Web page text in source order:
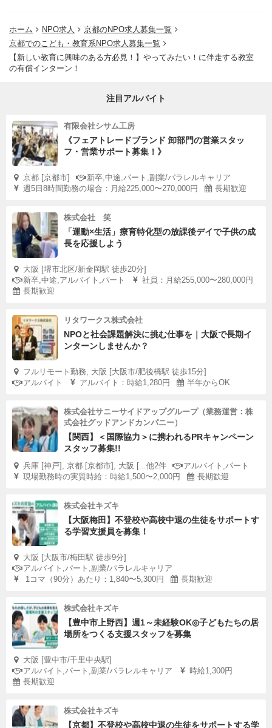
【プ活コーススタッフ】
時給：1,200円
※週2以上の勤務
平日：16:00~21:30
休日：9:00~18:00
※土曜日に入れる方を優先いたします。
住んでる場所：北摂〜京都
交通費上限：往復1500円
※正社員登用の可能性あり
【応募をご検討されている方へ】
メッセージを送っていただいた後、面談&教室見学のご案
内をメール送付させていただきます。
参加してみるかどうか、ご自身で判断いただく機会を設定
させていただきます。
興味がありましたら、まずは気軽に見学にお越しください
ませ。
ホーム NPO求人
京都のNPO求人募集一覧
京都でのこども・教育系NPO求人募集一覧
【新しい教育に興味のある方必見！】やってみたい！に伴走する教室
の有償インターン！
注目アルバイト
有限会社シサム工房
《フェアトレードブランド 卸部門の営業スタッ
フ・営業サポート募集！》
京都 [京都市]
新卒,中途,パート,副業/パラレルキャリア
週5日8時間勤務の場合：月給225,000〜270,000円
長期歓迎
株式会社 笑
「運動×生活」療育特化型の放課後デイで子供の成
長を応援しよう
大阪 [堺市北区/新金岡駅 徒歩20分]
新卒,中途,アルバイト,パート
社員：月給255,000〜280,000円
長期歓迎
リタワークス株式会社
NPOと社会課題解決に挑む仕事を｜大阪で長期イ
ンターンしませんか？
フルリモート勤務, 大阪 [大阪市/肥後橋駅 徒歩15分]
アルバイト
アルバイト：時給1,280円 半年からOK
株式会社サニーサイドアップグループ（業務運営：株
式会社グッドアンドカンパニー）
【関西】＜国際協力＞に携われるPRキャンペーン
スタッフ募集!!
兵庫 [神戸], 京都 [京都市], 大阪 [...他2件
アルバイト,パート
現場勤務時の実質時給：時給1,500〜2,000円
長期歓迎
株式会社キズキ
【大阪梅田】不登校や高校中退の生徒をサポートす
る学習支援員を募集！
大阪 [大阪市/梅田駅 徒歩9分]
アルバイト,パート,副業/パラレルキャリア
1コマ（90分）あたり：1,840〜5,300円
長期歓迎
株式会社キズキ
【豊中市上野西】週1～未経験OK◎子どもたちの居
場所をつくる支援スタッフを募集
大阪 [豊中市/千里中央駅]
アルバイト,パート,副業/パラレルキャリア
時給1,300円
長期歓迎
株式会社キズキ
【京都】不登校や高校中退の生徒をサポートする学